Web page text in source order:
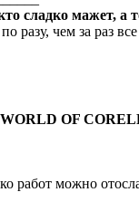
сладко мажет, а
разу, чем за раз
OF
работ можно